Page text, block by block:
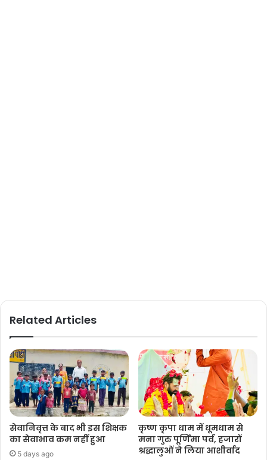
Related Articles
सेवानिवृत्त के बाद भी इस शिक्षक
का सेवाभाव कम नहीं हुआ
5 days ago
कृष्ण कृपा धाम में धूमधाम से
मना गुरु पूर्णिमा पर्व, हजारों
श्रद्धालुओं ने लिया आशीर्वाद